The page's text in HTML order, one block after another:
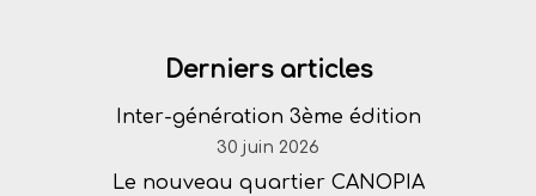
Derniers articles
Inter-génération 3ème édition
30 juin 2026
Le nouveau quartier CANOPIA